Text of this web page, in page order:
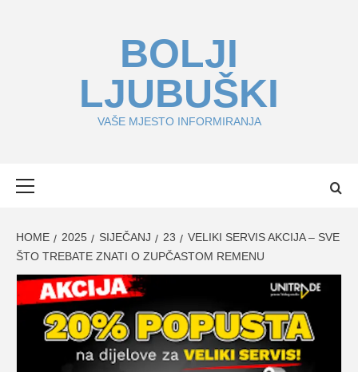
BOLJI
LJUBUŠKI
VAŠE MJESTO INFORMIRANJA
HOME 2025 SIJEČANJ 23
VELIKI SERVIS AKCIJA – SVE
ŠTO TREBATE ZNATI O ZUPČASTOM REMENU